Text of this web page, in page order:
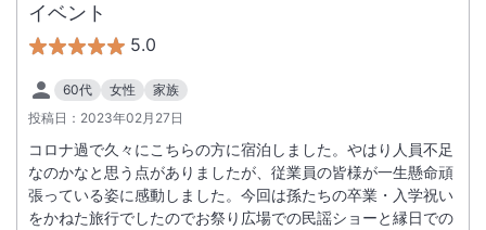
度良く、ツルツルになりました。 ガーデンに花が咲く頃に、ま
イベント
5.0
60代 女性
家族
投稿日： 2023年02月27日
コロナ過で久々にこちらの方に宿泊しました。やはり人員不足
なのかなと思う点がありましたが、従業員の皆様が一生懸命頑
張っている姿に感動しました。今回は孫たちの卒業・入学祝い
をかねた旅行でしたのでお祭り広場での民謡ショーと縁日での